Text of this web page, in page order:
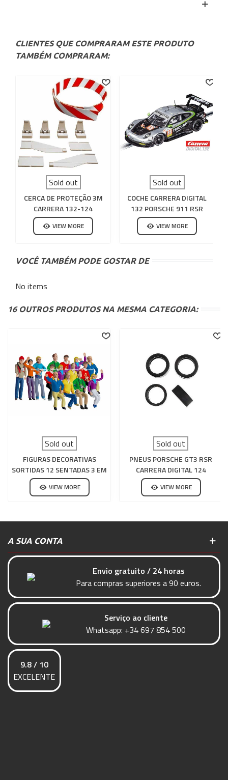
CLIENTES QUE COMPRARAM ESTE PRODUTO
TAMBÉM COMPRARAM:
Sold out
CERCA DE PROTEÇÃO 3M
CARRERA 132-124
VIEW MORE
Sold out
COCHE CARRERA DIGITAL
132 PORSCHE 911 RSR
PROTON COMPETITION
N88
VIEW MORE
VOCÊ TAMBÉM PODE GOSTAR DE
No items
16 OUTROS PRODUTOS NA MESMA CATEGORIA:
Sold out
FIGURAS DECORATIVAS
SORTIDAS 12 SENTADAS 3 EM
PÉ CARRERA 132-124
VIEW MORE
Sold out
PNEUS PORSCHE GT3 RSR
CARRERA DIGITAL 124
VIEW MORE
A SUA CONTA
Envio gratuito / 24 horas
Para compras superiores a 90 euros.
Serviço ao cliente
Whatsapp: +34 697 854 500
9.8 / 10
EXCELENTE